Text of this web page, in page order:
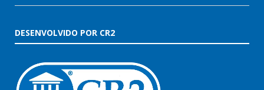
DESENVOLVIDO POR CR2